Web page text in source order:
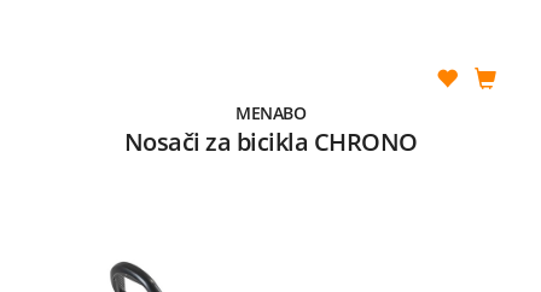
MENABO
Nosači za bicikla CHRONO